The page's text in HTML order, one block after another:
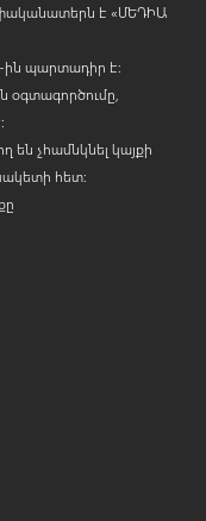
է «ՄԵԴԻԱ
ին պարտադիր է:
օգտագործումը,
են չհամնկնել կայքի
հետ: